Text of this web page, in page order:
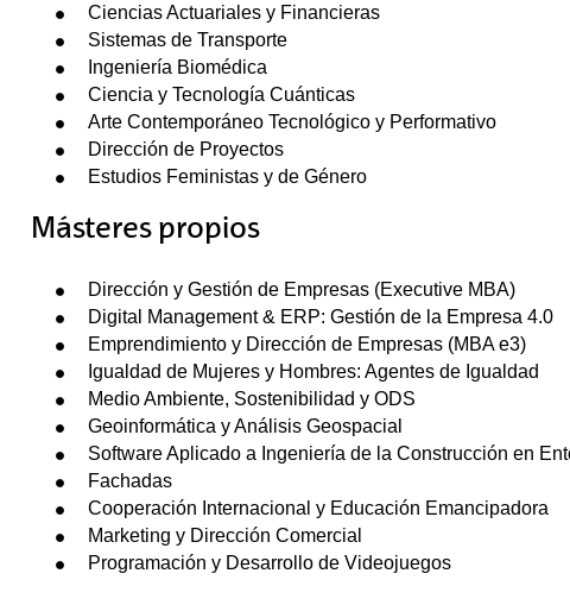
Ciencias Actuariales y Financieras
Sistemas de Transporte
Ingeniería Biomédica
Ciencia y Tecnología Cuánticas
Arte Contemporáneo Tecnológico y Performativo
Dirección de Proyectos
Estudios Feministas y de Género
Másteres propios
Dirección y Gestión de Empresas (Executive MBA)
Digital Management & ERP: Gestión de la Empresa 4.0
Emprendimiento y Dirección de Empresas (MBA e3)
Igualdad de Mujeres y Hombres: Agentes de Igualdad
Medio Ambiente, Sostenibilidad y ODS
Geoinformática y Análisis Geospacial
Software Aplicado a Ingeniería de la Construcción en
Fachadas
Cooperación Internacional y Educación Emancipadora
Marketing y Dirección Comercial
Programación y Desarrollo de Videojuegos